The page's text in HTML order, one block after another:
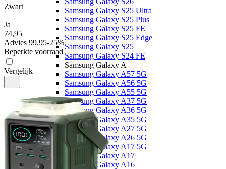
Samsung Galaxy S25 Ultra
Samsung Galaxy S25 Plus
Samsung Galaxy S25 FE
Samsung Galaxy S25 Edge
Samsung Galaxy S25
Samsung Galaxy S24 FE
Samsung Galaxy A
Samsung Galaxy A57 5G
Samsung Galaxy A56 5G
Samsung Galaxy A55 5G
Samsung Galaxy A37 5G
Samsung Galaxy A36 5G
Samsung Galaxy A35 5G
Samsung Galaxy A27 5G
Samsung Galaxy A26 5G
Samsung Galaxy A17 5G
Samsung Galaxy A17
Samsung Galaxy A16
Zwart
|
Ja
74,95
Advies 99,95-25%
Beperkte voorraad
Vergelijk